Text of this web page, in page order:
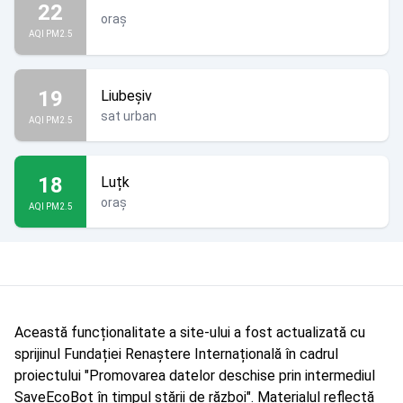
22
AQI PM2.5
oraș
19
AQI PM2.5
Liubeșiv
sat urban
18
AQI PM2.5
Luțk
oraș
Această funcționalitate a site-ului a fost actualizată cu
sprijinul Fundației Renaștere Internațională în cadrul
proiectului "Promovarea datelor deschise prin intermediul
SaveEcoBot în timpul stării de război". Materialul reflectă